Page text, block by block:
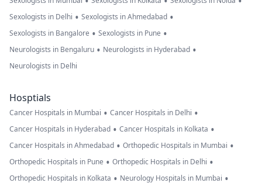
Sexologists in Delhi • Sexologists in Ahmedabad •
Sexologists in Bangalore • Sexologists in Pune •
Neurologists in Bengaluru • Neurologists in Hyderabad •
Neurologists in Delhi
Hosptials
Cancer Hospitals in Mumbai • Cancer Hospitals in Delhi •
Cancer Hospitals in Hyderabad • Cancer Hospitals in Kolkata •
Cancer Hospitals in Ahmedabad • Orthopedic Hospitals in Mumbai •
Orthopedic Hospitals in Pune • Orthopedic Hospitals in Delhi •
Orthopedic Hospitals in Kolkata • Neurology Hospitals in Mumbai •